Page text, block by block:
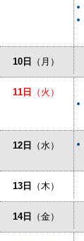
10日 （月）
11日 （火）
12日 （水）
13日 （木）
14日 （金）